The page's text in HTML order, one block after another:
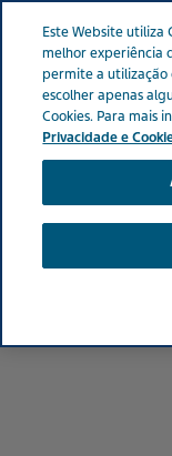
Portugal
Este Website utiliza
melhor experiência
permite a utilização
escolher apenas
Cookies. Para mais
Privacidade e